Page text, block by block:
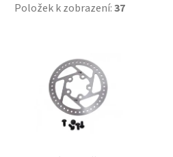
Položek k zobrazení:37